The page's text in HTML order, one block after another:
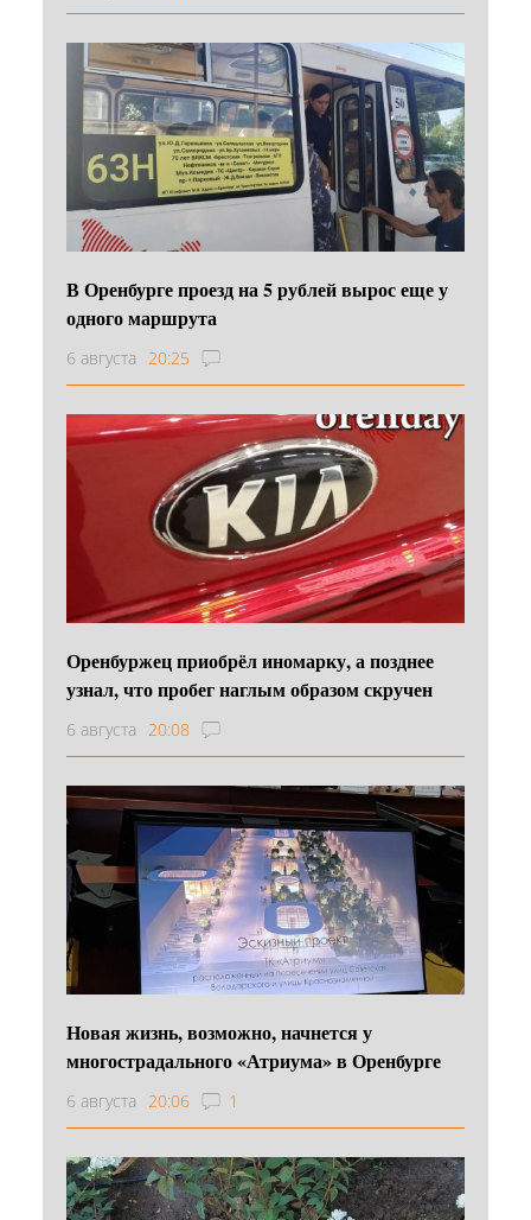
В Оренбурге проезд на 5 рублей вырос еще у
одного маршрута
6 августа 20:25
Оренбуржец приобрёл иномарку, а позднее
узнал, что пробег наглым образом скручен
6 августа 20:08
Новая жизнь, возможно, начнется у
многострадального «Атриума» в Оренбурге
6 августа 20:06 1